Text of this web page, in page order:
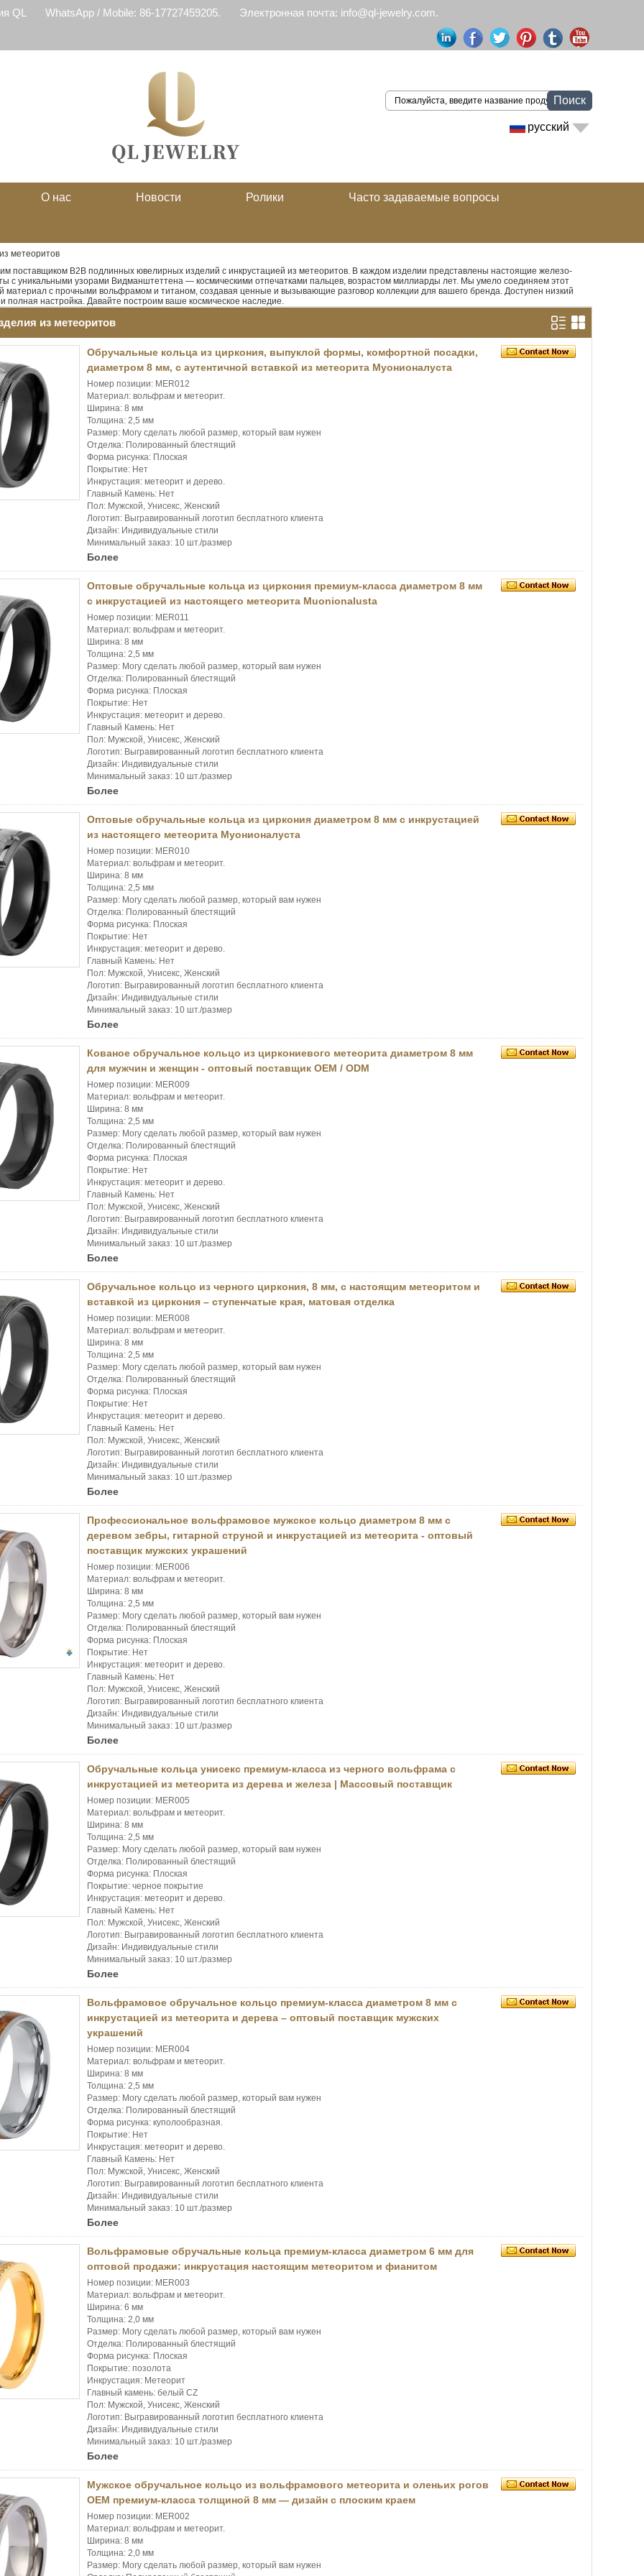
QL WhatsApp / Mobile: 86-17727459205. Электронная почта: info@ql-jewelry.com.
Поиск
русский
О нас Новости Ролики Часто задаваемые вопросы
метеоритов
поставщиком B2B подлинных ювелирных изделий с инкрустацией из метеоритов. В каждом изделии представлены настоящие железо-
с уникальными узорами Видманштеттена — космическими отпечатками пальцев, возрастом миллиарды лет. Мы умело соединяем этот
материал с прочными вольфрамом и титаном, создавая ценные и вызывающие разговор коллекции для вашего бренда. Доступен низкий
полная настройка. Давайте построим ваше космическое наследие.
из метеоритов
Обручальные кольца из циркония, выпуклой формы, комфортной посадки,
диаметром 8 мм, с аутентичной вставкой из метеорита Муонионалуста
Номер позиции: MER012
Материал: вольфрам и метеорит.
Ширина: 8 мм
Толщина: 2,5 мм
Размер: Могу сделать любой размер, который вам нужен
Отделка: Полированный блестящий
Форма рисунка: Плоская
Покрытие: Нет
Инкрустация: метеорит и дерево.
Главный Камень: Нет
Пол: Мужской, Унисекс, Женский
Логотип: Выгравированный логотип бесплатного клиента
Дизайн: Индивидуальные стили
Минимальный заказ: 10 шт./размер
Более
Оптовые обручальные кольца из циркония премиум-класса диаметром 8 мм
с инкрустацией из настоящего метеорита Muonionalusta
Номер позиции: MER011
Материал: вольфрам и метеорит.
Ширина: 8 мм
Толщина: 2,5 мм
Размер: Могу сделать любой размер, который вам нужен
Отделка: Полированный блестящий
Форма рисунка: Плоская
Покрытие: Нет
Инкрустация: метеорит и дерево.
Главный Камень: Нет
Пол: Мужской, Унисекс, Женский
Логотип: Выгравированный логотип бесплатного клиента
Дизайн: Индивидуальные стили
Минимальный заказ: 10 шт./размер
Более
Оптовые обручальные кольца из циркония диаметром 8 мм с инкрустацией
из настоящего метеорита Муонионалуста
Номер позиции: MER010
Материал: вольфрам и метеорит.
Ширина: 8 мм
Толщина: 2,5 мм
Размер: Могу сделать любой размер, который вам нужен
Отделка: Полированный блестящий
Форма рисунка: Плоская
Покрытие: Нет
Инкрустация: метеорит и дерево.
Главный Камень: Нет
Пол: Мужской, Унисекс, Женский
Логотип: Выгравированный логотип бесплатного клиента
Дизайн: Индивидуальные стили
Минимальный заказ: 10 шт./размер
Более
Кованое обручальное кольцо из циркониевого метеорита диаметром 8 мм
для мужчин и женщин - оптовый поставщик OEM / ODM
Номер позиции: MER009
Материал: вольфрам и метеорит.
Ширина: 8 мм
Толщина: 2,5 мм
Размер: Могу сделать любой размер, который вам нужен
Отделка: Полированный блестящий
Форма рисунка: Плоская
Покрытие: Нет
Инкрустация: метеорит и дерево.
Главный Камень: Нет
Пол: Мужской, Унисекс, Женский
Логотип: Выгравированный логотип бесплатного клиента
Дизайн: Индивидуальные стили
Минимальный заказ: 10 шт./размер
Более
Обручальное кольцо из черного циркония, 8 мм, с настоящим метеоритом и
вставкой из циркония – ступенчатые края, матовая отделка
Номер позиции: MER008
Материал: вольфрам и метеорит.
Ширина: 8 мм
Толщина: 2,5 мм
Размер: Могу сделать любой размер, который вам нужен
Отделка: Полированный блестящий
Форма рисунка: Плоская
Покрытие: Нет
Инкрустация: метеорит и дерево.
Главный Камень: Нет
Пол: Мужской, Унисекс, Женский
Логотип: Выгравированный логотип бесплатного клиента
Дизайн: Индивидуальные стили
Минимальный заказ: 10 шт./размер
Более
Профессиональное вольфрамовое мужское кольцо диаметром 8 мм с
деревом зебры, гитарной струной и инкрустацией из метеорита - оптовый
поставщик мужских украшений
Номер позиции: MER006
Материал: вольфрам и метеорит.
Ширина: 8 мм
Толщина: 2,5 мм
Размер: Могу сделать любой размер, который вам нужен
Отделка: Полированный блестящий
Форма рисунка: Плоская
Покрытие: Нет
Инкрустация: метеорит и дерево.
Главный Камень: Нет
Пол: Мужской, Унисекс, Женский
Логотип: Выгравированный логотип бесплатного клиента
Дизайн: Индивидуальные стили
Минимальный заказ: 10 шт./размер
Более
Обручальные кольца унисекс премиум-класса из черного вольфрама с
инкрустацией из метеорита из дерева и железа | Массовый поставщик
Номер позиции: MER005
Материал: вольфрам и метеорит.
Ширина: 8 мм
Толщина: 2,5 мм
Размер: Могу сделать любой размер, который вам нужен
Отделка: Полированный блестящий
Форма рисунка: Плоская
Покрытие: черное покрытие
Инкрустация: метеорит и дерево.
Главный Камень: Нет
Пол: Мужской, Унисекс, Женский
Логотип: Выгравированный логотип бесплатного клиента
Дизайн: Индивидуальные стили
Минимальный заказ: 10 шт./размер
Более
Вольфрамовое обручальное кольцо премиум-класса диаметром 8 мм с
инкрустацией из метеорита и дерева – оптовый поставщик мужских
украшений
Номер позиции: MER004
Материал: вольфрам и метеорит.
Ширина: 8 мм
Толщина: 2,5 мм
Размер: Могу сделать любой размер, который вам нужен
Отделка: Полированный блестящий
Форма рисунка: куполообразная.
Покрытие: Нет
Инкрустация: метеорит и дерево.
Главный Камень: Нет
Пол: Мужской, Унисекс, Женский
Логотип: Выгравированный логотип бесплатного клиента
Дизайн: Индивидуальные стили
Минимальный заказ: 10 шт./размер
Более
Вольфрамовые обручальные кольца премиум-класса диаметром 6 мм для
оптовой продажи: инкрустация настоящим метеоритом и фианитом
Номер позиции: MER003
Материал: вольфрам и метеорит.
Ширина: 6 мм
Толщина: 2,0 мм
Размер: Могу сделать любой размер, который вам нужен
Отделка: Полированный блестящий
Форма рисунка: Плоская
Покрытие: позолота
Инкрустация: Метеорит
Главный камень: белый CZ
Пол: Мужской, Унисекс, Женский
Логотип: Выгравированный логотип бесплатного клиента
Дизайн: Индивидуальные стили
Минимальный заказ: 10 шт./размер
Более
Мужское обручальное кольцо из вольфрамового метеорита и оленьих рогов
OEM премиум-класса толщиной 8 мм — дизайн с плоским краем
Номер позиции: MER002
Материал: вольфрам и метеорит.
Ширина: 8 мм
Толщина: 2,0 мм
Размер: Могу сделать любой размер, который вам нужен